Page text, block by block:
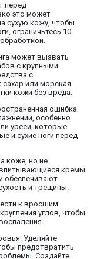
перед
это может
сухую кожу, чтобы
ограничьтесь 10
может вызвать
с крупными
с
или морская
кожи без вреда.
ошибка.
особенно
уреей, которые
и сухие ноги перед
коже, но не
кремы
обеспечивают
и трещины.
к вросшим
углов, чтобы
Уделяйте
предотвратить
Создайте